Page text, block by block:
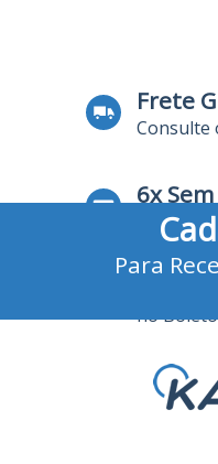
Frete
Consulte
6x
no
no
Para